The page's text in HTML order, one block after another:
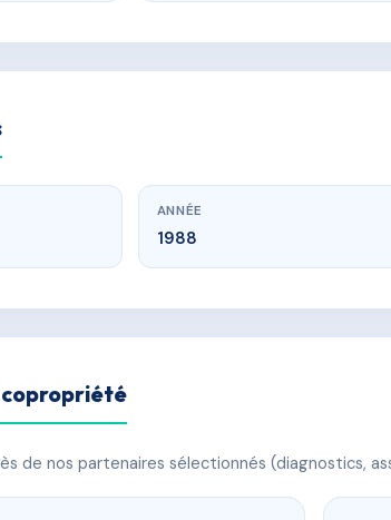
ANNÉE
1988
copropriété
de nos partenaires sélectionnés (diagnostics,